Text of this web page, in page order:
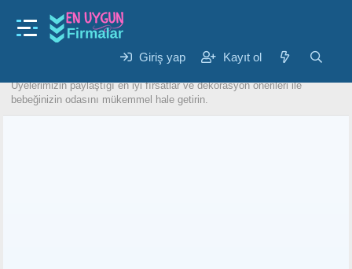
Giriş yap Kayıt ol
Anne & Çocuk
Bebek Odası
Bebek beşiği, yatak, nevresim takımları ve diğer bebek odası
Üyelerimizin paylaştığı en iyi fırsatlar ve dekorasyon önerileri ile
bebeğinizin odasını mükemmel hale getirin.